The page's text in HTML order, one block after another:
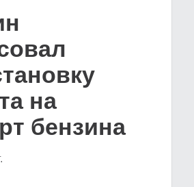
на
бензина